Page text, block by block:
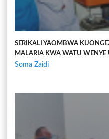
SERIKALI YAOMBWA
MALARIA KWA WATU WENYE
Soma Zaidi